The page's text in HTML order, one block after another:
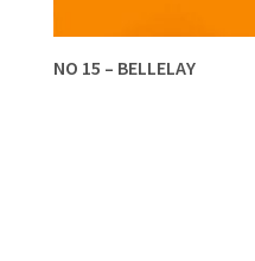
NO 15 – BELLELAY